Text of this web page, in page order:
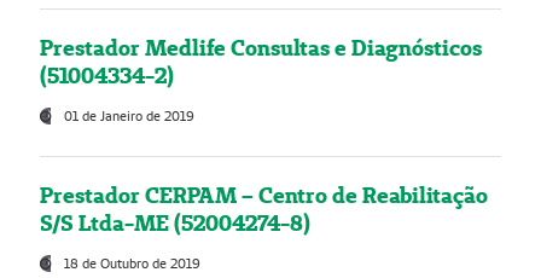
Prestador Medlife Consultas e Diagnósticos
(51004334-2)
01 de Janeiro de 2019
Prestador CERPAM – Centro de Reabilitação
S/S Ltda-ME (52004274-8)
18 de Outubro de 2019